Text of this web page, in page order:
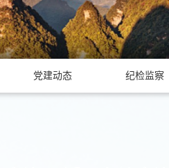
学习宣传贯
党建动态 纪检监察